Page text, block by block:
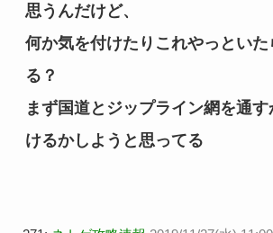
思うんだけど、
何か気を付けたりこれやっとい
る？
まず国道とジップライン網を通
けるかしようと思ってる